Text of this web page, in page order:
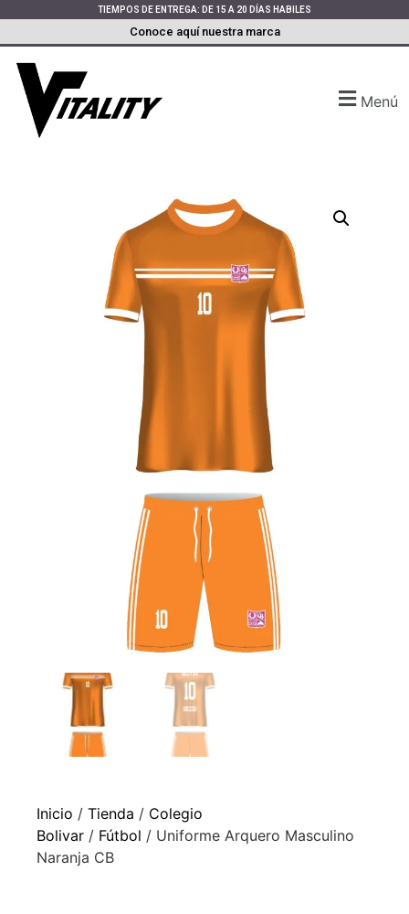
TIEMPOS DE ENTREGA: DE 15 A 20 DÍAS HABILES
Conoce aquí nuestra marca
Menú
Inicio / Tienda / Colegio
Bolivar / Fútbol / Uniforme Arquero Masculino
Naranja CB